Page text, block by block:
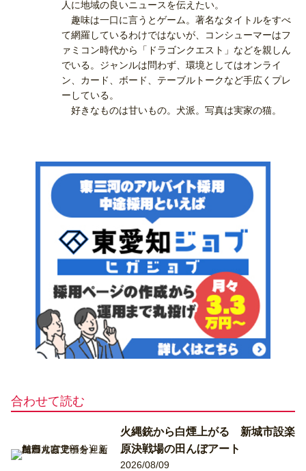
人に地域の良いニュースを伝えたい。
趣味は一口に言うとゲーム。著名なタイトルをすべ
て網羅しているわけではないが、コンシューマーはフ
ァミコン時代から「ドラゴンクエスト」などを親しん
でいる。ジャンルは問わず、環境としてはオンライ
ン、カード、ボード、テーブルトークなど手広くプレ
ーしている。
好きなものは甘いもの。犬派。写真は実家の猫。
合わせて読む
火縄銃から白煙上がる 新城市設楽
原決戦場の田んぼアート
2026/08/09